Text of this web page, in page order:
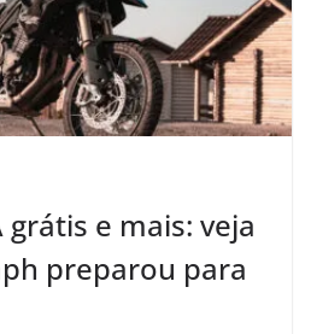
grátis e mais: veja
preparou para